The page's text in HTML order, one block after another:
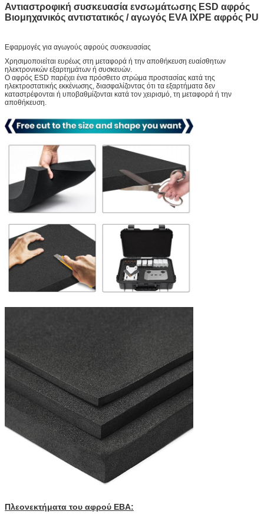
Αντιαστροφική συσκευασία ενσωμάτωσης ESD αφρός
Βιομηχανικός αντιστατικός / αγωγός EVA IXPE αφρός PU
Εφαρμογές για αγωγούς αφρούς συσκευασίας
Χρησιμοποιείται ευρέως στη μεταφορά ή την αποθήκευση ευαίσθητων
ηλεκτρονικών εξαρτημάτων ή συσκευών.
Ο αφρός ESD παρέχει ένα πρόσθετο στρώμα προστασίας κατά της
ηλεκτροστατικής εκκένωσης, διασφαλίζοντας ότι τα εξαρτήματα δεν
καταστρέφονται ή υποβαθμίζονται κατά τον χειρισμό, τη μεταφορά ή την
αποθήκευση.
Πλεονεκτήματα του αφρού ΕΒΑ: